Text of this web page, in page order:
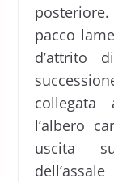
pacco
d’attrito
collegata
l’albero
uscita